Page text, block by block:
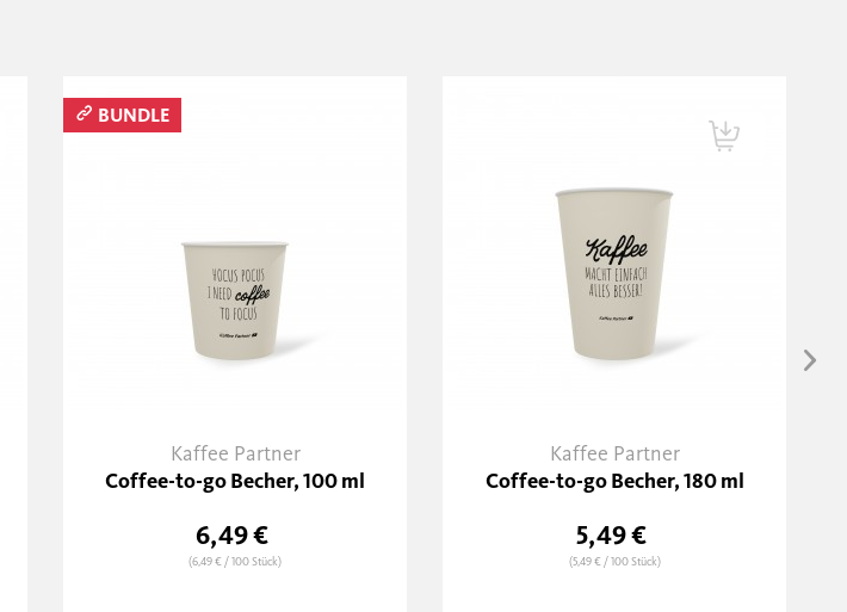
BUNDLE
Kaffee Partner
Coffee-to-go Becher, 100 ml
6,49 €
(6,49 €/ 100 Stück)
Kaffee Partner
Coffee-to-go Becher, 180 ml
5,49 €
(5,49 €/ 100 Stück)